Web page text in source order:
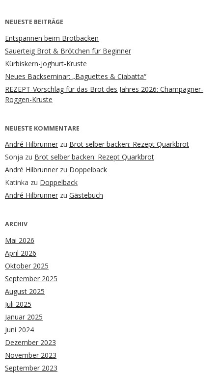
NEUESTE BEITRÄGE
Entspannen beim Brotbacken
Sauerteig Brot & Brötchen für Beginner
Kürbiskern-Joghurt-Kruste
Neues Backseminar: „Baguettes & Ciabatta“
REZEPT-Vorschlag für das Brot des Jahres 2026: Champagner-
Roggen-Kruste
NEUESTE KOMMENTARE
André Hilbrunner zu Brot selber backen: Rezept Quarkbrot
Sonja zu Brot selber backen: Rezept Quarkbrot
André Hilbrunner zu Doppelback
Katinka zu Doppelback
André Hilbrunner zu Gästebuch
ARCHIV
Mai 2026
April 2026
Oktober 2025
September 2025
August 2025
Juli 2025
Januar 2025
Juni 2024
Dezember 2023
November 2023
September 2023